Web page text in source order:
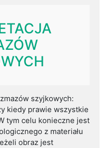
szyjkowych:
kiedy prawie wszystkie
tym celu konieczne jest
z materiału
obraz jest